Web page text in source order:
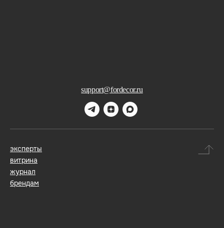
support@fordecor.ru
эксперты
витрина
журнал
брендам